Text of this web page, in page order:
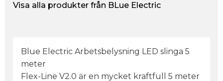
Visa alla produkter från BLue Electric
Blue Electric Arbetsbelysning LED slinga 5
meter
Flex-Line V2.0 är en mycket kraftfull 5 meter